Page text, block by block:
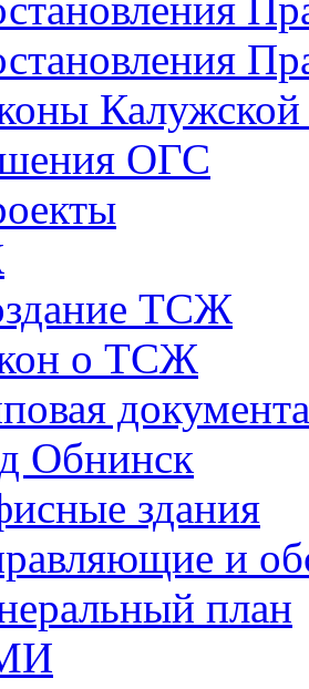
Калужской
ОГС
ТСЖ
о ТСЖ
Обнинск
здания
и
план